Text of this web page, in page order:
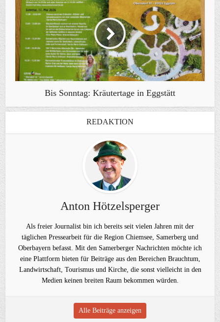
Bis Sonntag: Kräutertage in Eggstätt
REDAKTION
Anton Hötzelsperger
Als freier Journalist bin ich bereits seit vielen Jahren mit der
täglichen Pressearbeit für die Region Chiemsee, Samerberg und
Oberbayern befasst. Mit den Samerberger Nachrichten möchte ich
eine Plattform bieten für Beiträge aus den Bereichen Brauchtum,
Landwirtschaft, Tourismus und Kirche, die sonst vielleicht in den
Medien keinen breiten Raum bekommen würden.
Alle Beiträge anzeigen